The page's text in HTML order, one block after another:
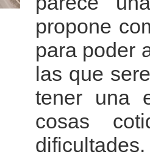
propone
para poder
las que
tener una
cosas
dificultades.